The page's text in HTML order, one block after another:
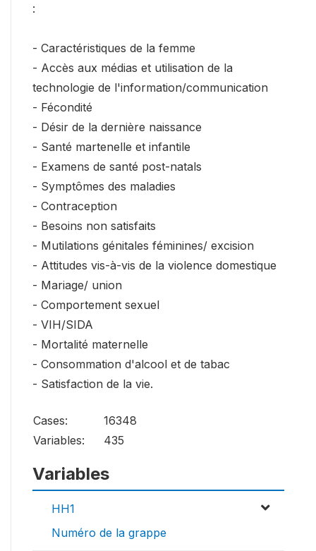
:
- Caractéristiques de la femme
- Accès aux médias et utilisation de la
technologie de l'information/communication
- Fécondité
- Désir de la dernière naissance
- Santé martenelle et infantile
- Examens de santé post-natals
- Symptômes des maladies
- Contraception
- Besoins non satisfaits
- Mutilations génitales féminines/ excision
- Attitudes vis-à-vis de la violence domestique
- Mariage/ union
- Comportement sexuel
- VIH/SIDA
- Mortalité maternelle
- Consommation d'alcool et de tabac
- Satisfaction de la vie.
Cases:
16348
Variables:
435
Variables
HH1
Numéro de la grappe